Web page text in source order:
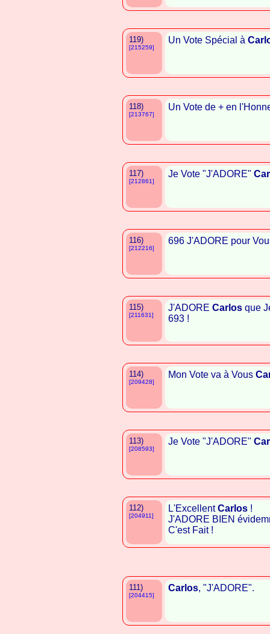
119)
[215259]
Un Vote Spécial à
118)
[213767]
Un Vote de + en
117)
[212861]
Je Vote "J'ADORE"
116)
[212216]
696 J'ADORE pour
115)
[211631]
J'ADORE Carlos que
693 !
114)
[209428]
Mon Vote va à Vous
113)
[208593]
Je Vote "J'ADORE"
112)
[204911]
L'ExcellentCarlos !
J'ADORE BIEN
C'est Fait !
111)
[204415]
Carlos, "J'ADORE".